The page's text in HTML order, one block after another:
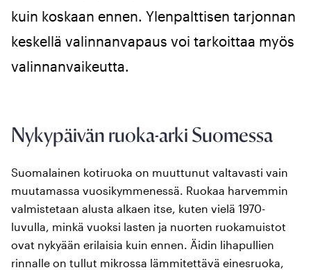
kuin koskaan ennen. Ylenpalttisen tarjonnan
keskellä valinnanvapaus voi tarkoittaa myös
valinnanvaikeutta.
Nykypäivän ruoka-arki Suomessa
Suomalainen kotiruoka on muuttunut valtavasti vain
muutamassa vuosikymmenessä. Ruokaa harvemmin
valmistetaan alusta alkaen itse, kuten vielä 1970-
luvulla, minkä vuoksi lasten ja nuorten ruokamuistot
ovat nykyään erilaisia kuin ennen. Äidin lihapullien
rinnalle on tullut mikrossa lämmitettävä einesruoka,